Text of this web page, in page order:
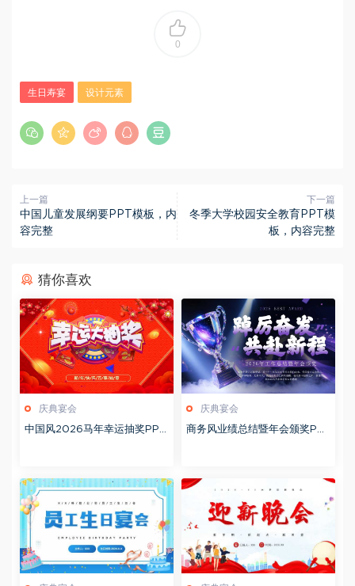
0
生日寿宴 设计元素
上一篇
中国儿童发展纲要PPT模板，内
容完整
下一篇
冬季大学校园安全教育PPT模
板，内容完整
猜你喜欢
庆典宴会
中国风2026马年幸运抽奖PPT
庆典宴会
商务风业绩总结暨年会颁奖PP